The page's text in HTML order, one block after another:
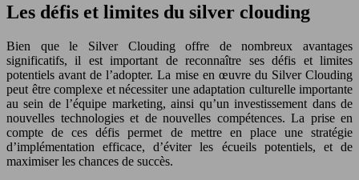
Les défis et limites du silver clouding
Bien que le Silver Clouding offre de nombreux avantages
significatifs, il est important de reconnaître ses défis et limites
potentiels avant de l’adopter. La mise en œuvre du Silver Clouding
peut être complexe et nécessiter une adaptation culturelle importante
au sein de l’équipe marketing, ainsi qu’un investissement dans de
nouvelles technologies et de nouvelles compétences. La prise en
compte de ces défis permet de mettre en place une stratégie
d’implémentation efficace, d’éviter les écueils potentiels, et de
maximiser les chances de succès.